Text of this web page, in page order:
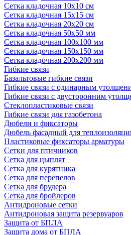
Сетка кладочная 10x10 см
Сетка кладочная 15x15 см
Сетка кладочная 20x20 см
Сетка кладочная 50x50 мм
Сетка кладочная 100x100 мм
Сетка кладочная 150x150 мм
Сетка кладочная 200x200 мм
Гибкие связи
Базальтовые гибкие связи
Гибкие связи с одинарным
Гибкие связи с двусторонним
Стеклопластиковые связи
Гибкие связи для газобетона
Дюбели и фиксаторы
Дюбель фасадный для
Пластиковые фиксаторы арматуры
Сетки для птичников
Сетка для цыплят
Сетка для курятника
Сетка для перепелов
Сетка для брудера
Сетка для бройлеров
Антидроновые сетки
Антидроновая защита резервуаров
Защита от БПЛА
Защита дома от БПЛА